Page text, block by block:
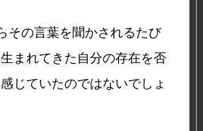
その言葉を聞かされるたび
まれてきた自分の存在を否
じていたのではないでしょ